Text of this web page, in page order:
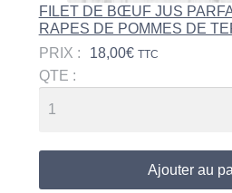
FILET DE BŒUF JUS
RAPES DE POMMES DE
PRIX :
18,00€ TTC
QTE :
Ajouter au